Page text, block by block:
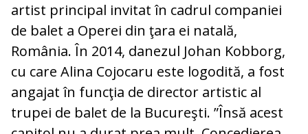
artist principal invitat în cadrul companiei
de balet a Operei din ţara ei natală,
România. În 2014, danezul Johan Kobborg,
cu care Alina Cojocaru este logodită, a fost
angajat în funcţia de director artistic al
trupei de balet de la Bucureşti. ”Însă acest